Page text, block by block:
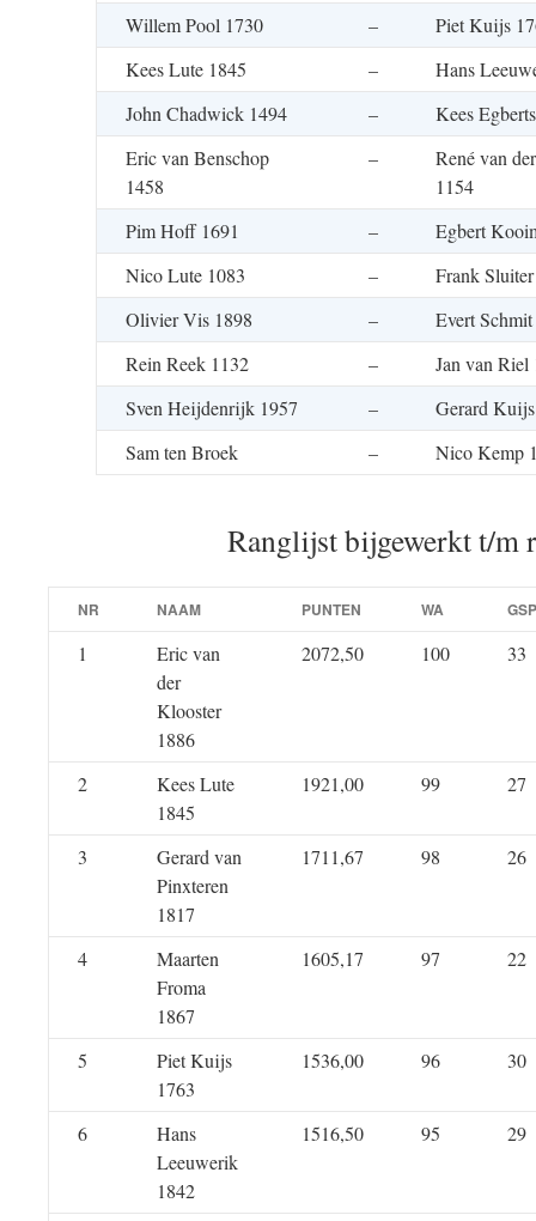
Willem Pool 1730 –
Piet Kuijs
Kees Lute 1845
–
Hans
John Chadwick 1494
–
Kees
Eric van Benschop
1458
–
René van
1154
Pim Hoff 1691
–
Egbert
Nico Lute 1083
–
Frank
Olivier Vis 1898
–
Evert
Rein Reek 1132
–
Jan van Riel
Sven Heijdenrijk 1957
–
Gerard
Sam ten Broek
– Nico Kemp
Ranglijst bijgewerkt t/m
NR NAAM PUNTEN WA GSP
1
Eric van
der
Klooster
1886
2072,50 100 33
2
Kees Lute
1845
1921,00 99 27
3
Gerard van
Pinxteren
1817
1711,67 98 26
4
Maarten
Froma
1867
1605,17 97 22
5
Piet Kuijs
1763
1536,00 96 30
6
Hans
Leeuwerik
1842
1516,50 95 29